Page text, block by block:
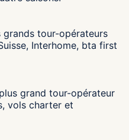
grands tour-opérateurs
Interhome, bta first
grand tour-opérateur
vols charter et